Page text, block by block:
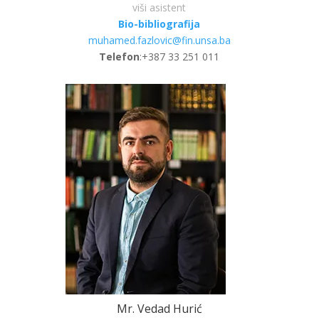
viši asistent
Bio-bibliografija
muhamed.fazlovic@fin.unsa.ba
Telefon:+387 33 251 011
Mr. Vedad Hurić